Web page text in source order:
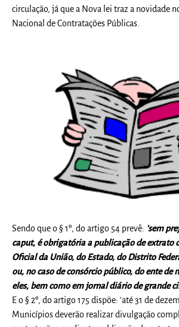
circulação, já que a Nova lei traz a novidade
Nacional de Contratações Públicas.
Sendo que o § 1º, do artigo 54 prevê: 'sem
caput, é obrigatória a publicação de extrato
Oficial da União, do Estado, do Distrito
ou, no caso de consórcio público, do ente de
eles, bem como em jornal diário de grande
E o § 2º, do artigo 175 dispõe: 'até 31 de
Municípios deverão realizar divulgação